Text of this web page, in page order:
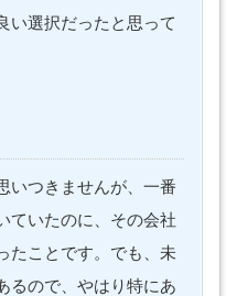
い選択だったと思って
いつきませんが、一番
ていたのに、その会社
たことです。でも、未
るので、やはり特にあ